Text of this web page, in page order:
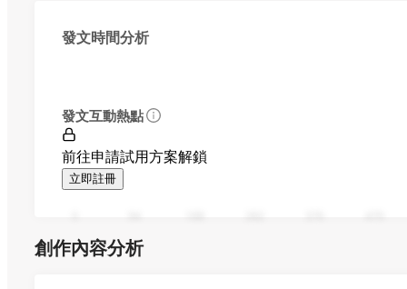
發文時間分析
發文互動熱點
前往申請試用方案解鎖
立即註冊
創作內容分析